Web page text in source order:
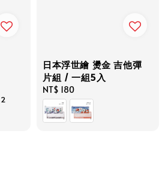
日本浮世繪 燙金 吉他彈
片組 / 一組5入
Regular
price
NT$ 180